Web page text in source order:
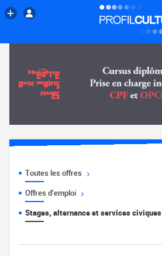
Toutes les offres
Offres d'emploi
Stages, alternance et services civiques